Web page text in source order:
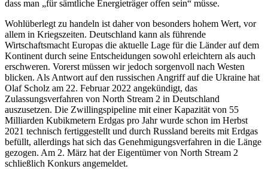
dass man „für sämtliche Energieträger offen sein“ müsse.
Wohlüberlegt zu handeln ist daher von besonders hohem Wert, vor
allem in Kriegszeiten. Deutschland kann als führende
Wirtschaftsmacht Europas die aktuelle Lage für die Länder auf dem
Kontinent durch seine Entscheidungen sowohl erleichtern als auch
erschweren. Vorerst müssen wir jedoch sorgenvoll nach Westen
blicken. Als Antwort auf den russischen Angriff auf die Ukraine hat
Olaf Scholz am 22. Februar 2022 angekündigt, das
Zulassungsverfahren von North Stream 2 in Deutschland
auszusetzen. Die Zwillingspipeline mit einer Kapazität von 55
Milliarden Kubikmetern Erdgas pro Jahr wurde schon im Herbst
2021 technisch fertiggestellt und durch Russland bereits mit Erdgas
befüllt, allerdings hat sich das Genehmigungsverfahren in die Länge
gezogen. Am 2. März hat der Eigentümer von North Stream 2
schließlich Konkurs angemeldet.